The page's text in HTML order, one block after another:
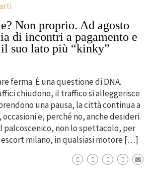
Non proprio. Ad agosto
di incontri a pagamento e
suo lato più “kinky”
ferma. È una questione di DNA.
chiudono, il traffico si alleggerisce
una pausa, la città continua a
e, perché no, anche desideri.
palcoscenico, non lo spettacolo, per
milano, in qualsiasi motore […]